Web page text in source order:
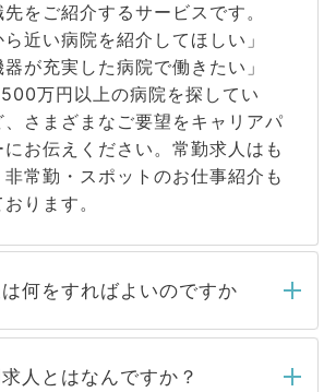
をご紹介するサービスです。
ら近い病院を紹介してほしい」
器が充実した病院で働きたい」
万円以上の病院を探してい
、さまざまなご要望をキャリアパ
にお伝えください。常勤求人はも
非常勤・スポットのお仕事紹介も
ります。
何をすればよいのですか
だきましたら、弊社担当者がご
を確認し、その後メールもしくは
人とはなんですか？